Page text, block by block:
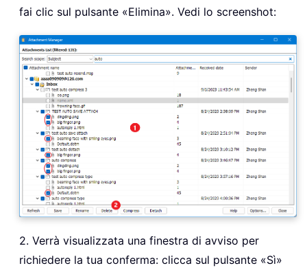
fai clic sul pulsante «Elimina». Vedi lo screenshot:
2. Verrà visualizzata una finestra di avviso per
richiedere la tua conferma: clicca sul pulsante «Sì»